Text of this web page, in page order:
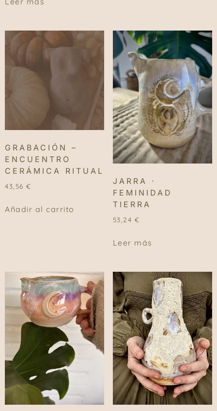
GRABACIÓN –
ENCUENTRO
CERÁMICA RITUAL
43,56 €
Añadir al carrito
JARRA ·
FEMINIDAD
TIERRA
53,24 €
Leer más